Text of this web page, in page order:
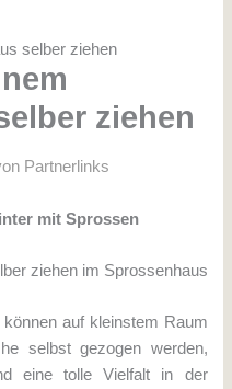
selber ziehen
ziehen
Partnerlinks
mit Sprossen
auf kleinstem Raum
selbst gezogen werden,
eine tolle Vielfalt in der